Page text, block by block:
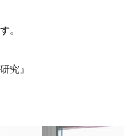
。
究』